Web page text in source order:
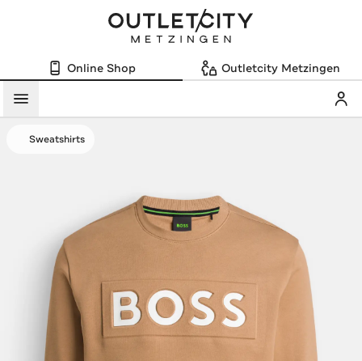
Online Shop Outletcity Metzingen
Menü
Sweatshirts